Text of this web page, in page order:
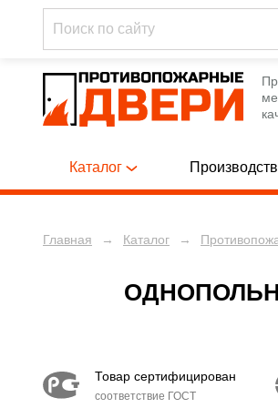
Каталог
ПРОТИВОПОЖАРНЫЕ ДВЕРИ
ПРОТИВОПОЖАРНЫЕ ЛЮКИ [12]
Главная → Каталог →
Товар сертифицирован
соответствие ГОСТ